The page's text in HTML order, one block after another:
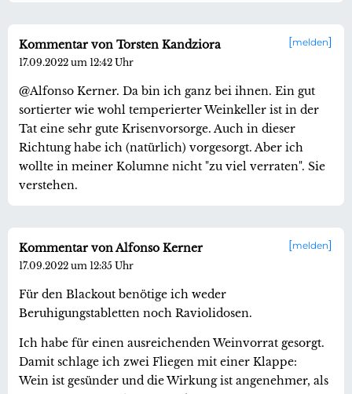
melden
Kommentar von Torsten Kandziora
17.09.2022 um 12:42 Uhr
@Alfonso Kerner. Da bin ich ganz bei ihnen. Ein gut
sortierter wie wohl temperierter Weinkeller ist in der
Tat eine sehr gute Krisenvorsorge. Auch in dieser
Richtung habe ich (natürlich) vorgesorgt. Aber ich
wollte in meiner Kolumne nicht "zu viel verraten". Sie
verstehen.
melden
Kommentar von Alfonso Kerner
17.09.2022 um 12:35 Uhr
Für den Blackout benötige ich weder
Beruhigungstabletten noch Raviolidosen.
Ich habe für einen ausreichenden Weinvorrat gesorgt.
Damit schlage ich zwei Fliegen mit einer Klappe:
Wein ist gesünder und die Wirkung ist angenehmer, als